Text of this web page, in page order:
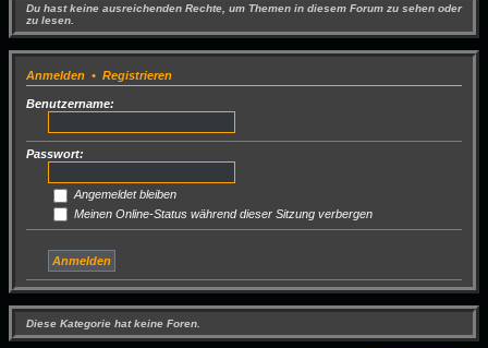
Du hast keine ausreichenden Rechte, um Themen in diesem Forum zu sehen oder
zu lesen.
Anmelden • Registrieren
Benutzername:
Passwort:
Angemeldet bleiben
Meinen Online-Status während dieser Sitzung verbergen
Diese Kategorie hat keine Foren.